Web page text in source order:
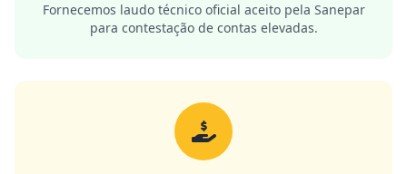
Fornecemos laudo técnico oficial aceito pela Sanepar
para contestação de contas elevadas.